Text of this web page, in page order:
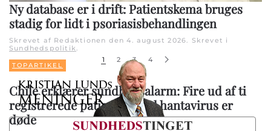
Ny database er i drift: Patientskema bruges
stadig for lidt i psoriasisbehandlingen
Skrevet af Redaktionen den4. august 2026. Skrevet i
Sundhedspolitik.
TOPARTIKEL
Chile erklærer sundhedsalarm: Fire ud af ti
registrerede patienter med hantavirus er
døde
1 2 3 4